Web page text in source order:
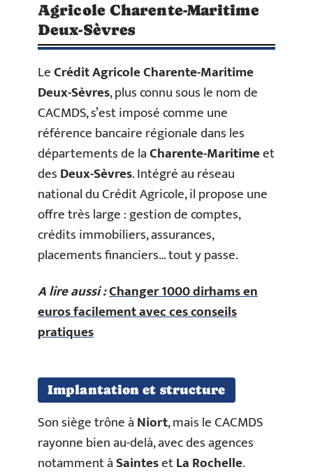
Agricole Charente-Maritime
Deux-Sèvres
LeCrédit Agricole Charente-Maritime
Deux-Sèvres, plus connu sous le nom de
CACMDS, s’est imposé comme une
référence bancaire régionale dans les
départements de laCharente-Maritimeet
desDeux-Sèvres. Intégré au réseau
national du Crédit Agricole, il propose une
offre très large : gestion de comptes,
crédits immobiliers, assurances,
placements financiers… tout y passe.
A lire aussi :Changer 1000 dirhams en
euros facilement avec ces conseils
pratiques
Implantation et structure
Son siège trône àNiort, mais le CACMDS
rayonne bien au-delà, avec des agences
notamment àSaintesetLa Rochelle.